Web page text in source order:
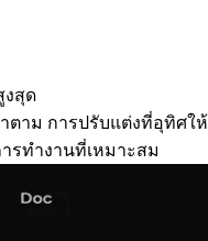
งสุด
ตาม การปรับแต่งที่อุทิศให้
รทํางานที่เหมาะสม